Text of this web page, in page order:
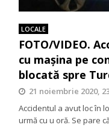
LOCALE
FOTO/VIDEO.
cu mașina pe
blocată spre
21 noiembrie 2020,
Accidentul a avut loc în
urmă cu u oră. Se pare